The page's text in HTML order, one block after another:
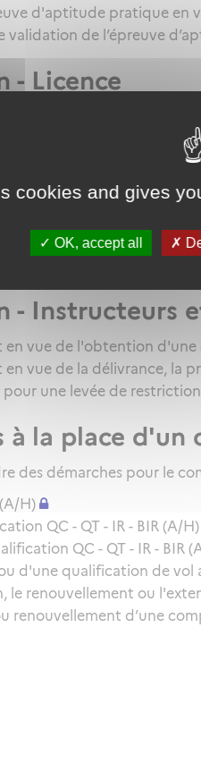
cookies and gives
OK, accept all
d'aptitude pratique en
de l’épreuve
Licence
en vue de la
QC/QT/IR/
en vue de la
en vue de la
pour une extension de
Instructeurs
vue de l'obtention
vue de la délivrance, la
une levée de
à la place d'un
des démarches pour le
H)
QC - QT - IR - BIR (A/H)
QC - QT - IR - BIR
d'une qualification de vol
le renouvellement ou
renouvellement d’une